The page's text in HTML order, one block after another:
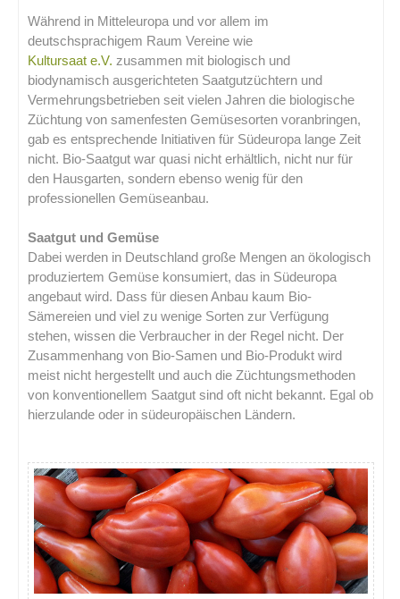
Während in Mitteleuropa und vor allem im
deutschsprachigem Raum Vereine wie
Kultursaat e.V. zusammen mit biologisch und
biodynamisch ausgerichteten Saatgutzüchtern und
Vermehrungsbetrieben seit vielen Jahren die biologische
Züchtung von samenfesten Gemüsesorten voranbringen,
gab es entsprechende Initiativen für Südeuropa lange Zeit
nicht. Bio-Saatgut war quasi nicht erhältlich, nicht nur für
den Hausgarten, sondern ebenso wenig für den
professionellen Gemüseanbau.
Saatgut und Gemüse
Dabei werden in Deutschland große Mengen an ökologisch
produziertem Gemüse konsumiert, das in Südeuropa
angebaut wird. Dass für diesen Anbau kaum Bio-
Sämereien und viel zu wenige Sorten zur Verfügung
stehen, wissen die Verbraucher in der Regel nicht. Der
Zusammenhang von Bio-Samen und Bio-Produkt wird
meist nicht hergestellt und auch die Züchtungsmethoden
von konventionellem Saatgut sind oft nicht bekannt. Egal ob
hierzulande oder in südeuropäischen Ländern.